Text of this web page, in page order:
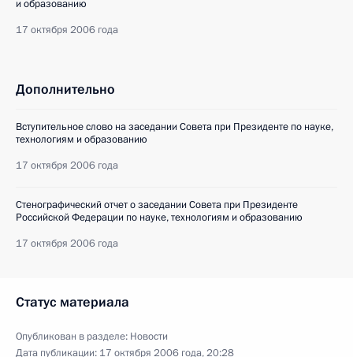
и образованию
17 октября 2006 года
Дополнительно
Вступительное слово на заседании Совета при Президенте по науке,
технологиям и образованию
17 октября 2006 года
Стенографический отчет о заседании Совета при Президенте
Российской Федерации по науке, технологиям и образованию
17 октября 2006 года
Статус материала
Опубликован в разделе: Новости
Дата публикации: 17 октября 2006 года, 20:28